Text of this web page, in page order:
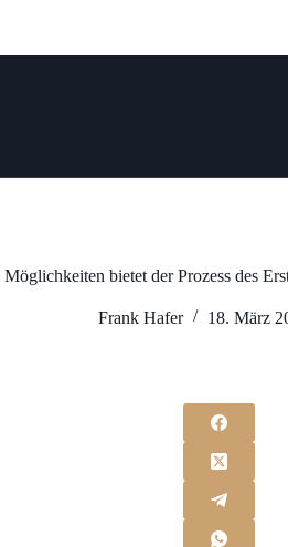
bietet der Prozess des
Frank Hafer 18. März